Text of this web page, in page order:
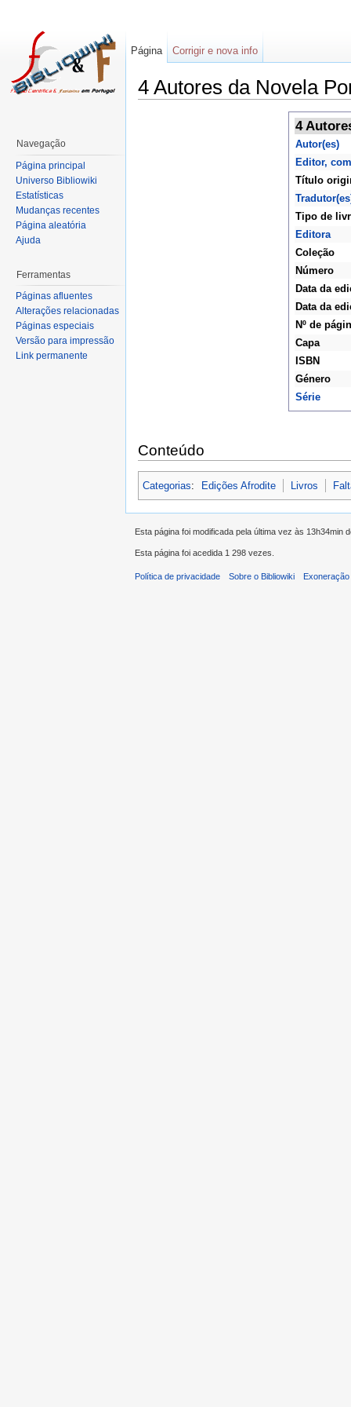
4 Autores da Novela
4
Autor(es)
Editor,
Título
Tipo de
Editora
Coleção
Número
Data da
Data da
Nº de
Capa
ISBN
Género
Série
Conteúdo
Categorias: Edições Afrodite Livros
Página Corrigir e nova info
Navegação
Página principal
Universo Bibliowiki
Estatísticas
Mudanças recentes
Página aleatória
Ajuda
Ferramentas
Páginas afluentes
Alterações relacionadas
Páginas especiais
Versão para impressão
Link permanente
Esta página foi modificada pela última vez às 13h34min
Esta página foi acedida 1 298 vezes.
Política de privacidade Sobre o Bibliowiki